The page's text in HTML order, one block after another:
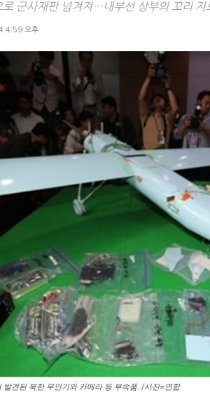
로 군사재판 넘겨져…내부선 상부의 꼬리 자
4:59 오후
견된 북한 무인기와 카메라 등 부속품. /사진=연합